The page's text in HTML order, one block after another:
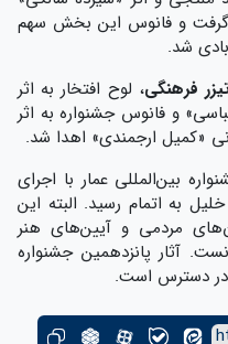
گرفت و فانوس این بخش سهم
شد.
فرهنگی، لوح افتخار به اثر
و فانوس جشنواره به اثر
«کمیل ارجمندی» اهدا شد.
بین‌المللی عمار با اجرای
به اتمام رسید. البته این
مردمی و آیین‌های هنر
آثار پانزدهمین جشنواره
در دسترس است.